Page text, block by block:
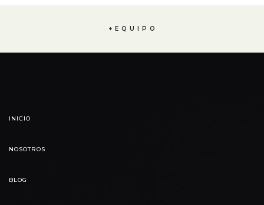
+ E Q U I P O
INICIO
NOSOTROS
BLOG